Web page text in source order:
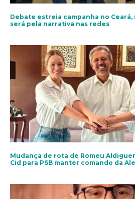
Debate estreia campanha no Ceará,
será pela narrativa nas redes
Mudança de rota de Romeu
Cid para PSB manter comando da